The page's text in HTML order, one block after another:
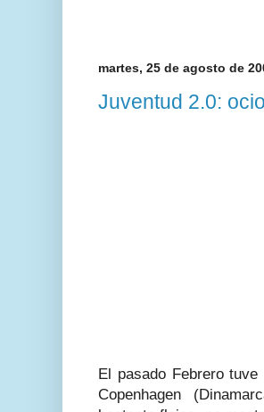
martes, 25 de agosto de
Juventud 2.0:
El pasado Febrero
Copenhagen